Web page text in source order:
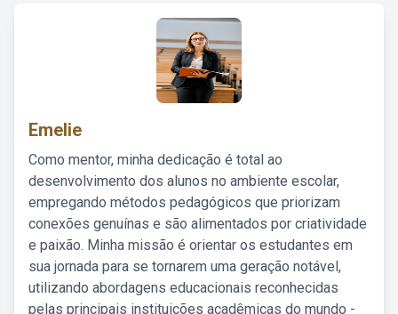
Emelie
Como mentor, minha dedicação é total ao
desenvolvimento dos alunos no ambiente escolar,
empregando métodos pedagógicos que priorizam
conexões genuínas e são alimentados por criatividade
e paixão. Minha missão é orientar os estudantes em
sua jornada para se tornarem uma geração notável,
utilizando abordagens educacionais reconhecidas
pelas principais instituições acadêmicas do mundo -